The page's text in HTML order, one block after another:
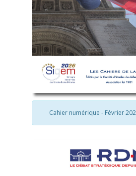
Cahier numérique - Février